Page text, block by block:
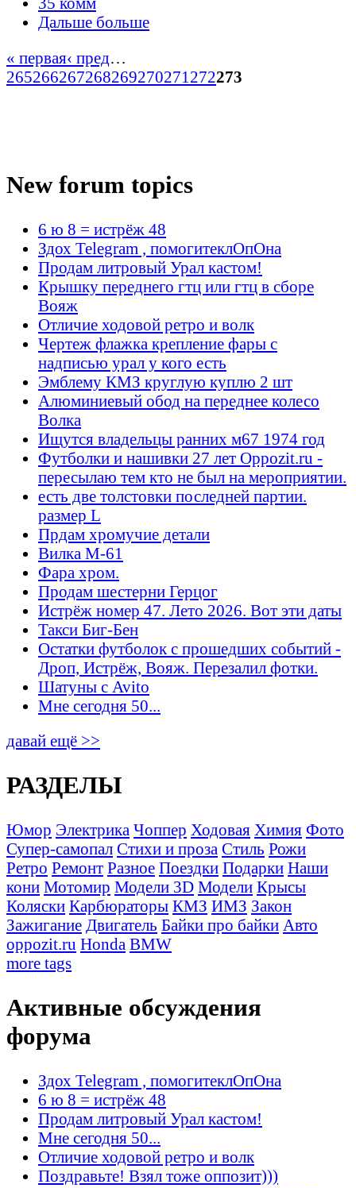
Дальше больше
« первая‹ пред…
265266267268269270271 272273
New forum topics
6 ю 8 = истрёж 48
Здох Telegram , помогитеклОпОна
Продам литровый Урал кастом!
Крышку переднего гтц или гтц в сборе
Вояж
Отличие ходовой ретро и волк
Чертеж флажка крепление фары с
надписью урал у кого есть
Эмблему КМЗ круглую куплю 2 шт
Алюминиевый обод на переднее колесо
Волка
Ищутся владельцы ранних м67 1974 год
Футболки и нашивки 27 лет Oppozit.ru -
пересылаю тем кто не был на мероприятии.
есть две толстовки последней партии.
размер L
Прдам хромучие детали
Вилка М-61
Фара хром.
Продам шестерни Герцог
Истрёж номер 47. Лето 2026. Вот эти даты
Такси Биг-Бен
Остатки футболок с прошедших событий -
Дроп, Истрёж, Вояж. Перезалил фотки.
Шатуны с Avito
Мне сегодня 50...
давай ещё >>
РАЗДЕЛЫ
Юмор Электрика Чоппер Ходовая Химия Фото
Супер-самопал Стихи и проза Стиль Рожи
Ретро Ремонт Разное Поездки Подарки Наши
кони Мотомир Модели 3D Модели Крысы
Коляски Карбюраторы КМЗ ИМЗ Закон
Зажигание Двигатель Байки про байки Авто
oppozit.ru Honda BMW
more tags
Активные обсуждения
форума
Здох Telegram , помогитеклОпОна
6 ю 8 = истрёж 48
Продам литровый Урал кастом!
Мне сегодня 50...
Отличие ходовой ретро и волк
Поздравьте! Взял тоже оппозит)))